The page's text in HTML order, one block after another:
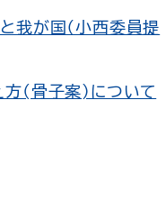
我が国（小西委員提
方(骨子案)について